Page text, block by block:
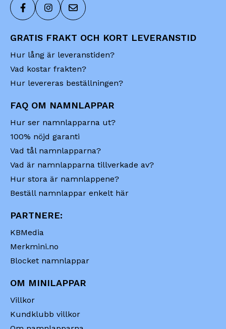
GRATIS FRAKT OCH KORT LEVERANSTID
Hur lång är leveranstiden?
Vad kostar frakten?
Hur levereras beställningen?
FAQ OM NAMNLAPPAR
Hur ser namnlapparna ut?
100% nöjd garanti
Vad tål namnlapparna?
Vad är namnlapparna tillverkade av?
Hur stora är namnlappene?
Beställ namnlappar enkelt här
PARTNERE:
KBMedia
Merkmini.no
Blocket namnlappar
OM MINILAPPAR
Villkor
Kundklubb villkor